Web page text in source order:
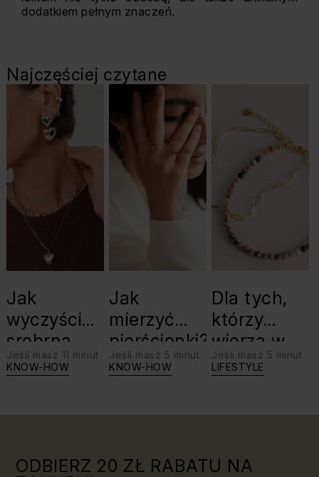
dodatkiem pełnym znaczeń.
Najczęściej czytane
Jak
wyczyścić
srebrną
biżuterię?
Jeśli masz 11 minut
KNOW-HOW
Jak
mierzyć
pierścionki?
Jeśli masz 5 minut
KNOW-HOW
Dla tych,
którzy
wierzą w
swoje siły:
Jeśli masz 5 minut
LIFESTYLE
ODBIERZ 20 ZŁ RABATU NA